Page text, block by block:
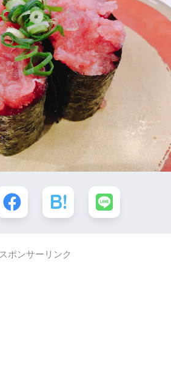
スポンサーリンク